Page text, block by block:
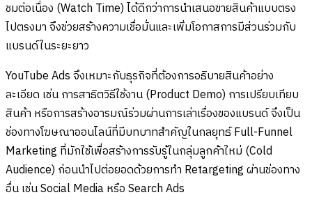
ชมต่อเนื่อง (Watch Time) ได้ดีกว่าการนำเสนอขายสินค้าแบบตรง
ไปตรงมา จึงช่วยสร้างความเชื่อมั่นและเพิ่มโอกาสการมีส่วนร่วมกับ
แบรนด์ในระยะยาว
YouTube Ads จึงเหมาะกับธุรกิจที่ต้องการอธิบายสินค้าอย่าง
ละเอียด เช่น การสาธิตวิธีใช้งาน (Product Demo) การเปรียบเทียบ
สินค้า หรือการสร้างอารมณ์ร่วมผ่านการเล่าเรื่องของแบรนด์ จึงเป็น
ช่องทางโฆษณาออนไลน์ที่มีบทบาทสำคัญในกลยุทธ์ Full-Funnel
Marketing ที่มักใช้เพื่อสร้างการรับรู้ในกลุ่มลูกค้าใหม่ (Cold
Audience) ก่อนนำไปต่อยอดด้วยการทำ Retargeting ผ่านช่องทาง
อื่น เช่น Social Media หรือ Search Ads